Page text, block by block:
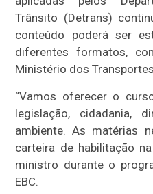
Trânsito (Detrans)
conteúdo poderá ser
diferentes formatos,
Ministério dos
“Vamos oferecer o
legislação, cidadania,
ambiente. As matérias
carteira de habilitação
ministro durante o
EBC.